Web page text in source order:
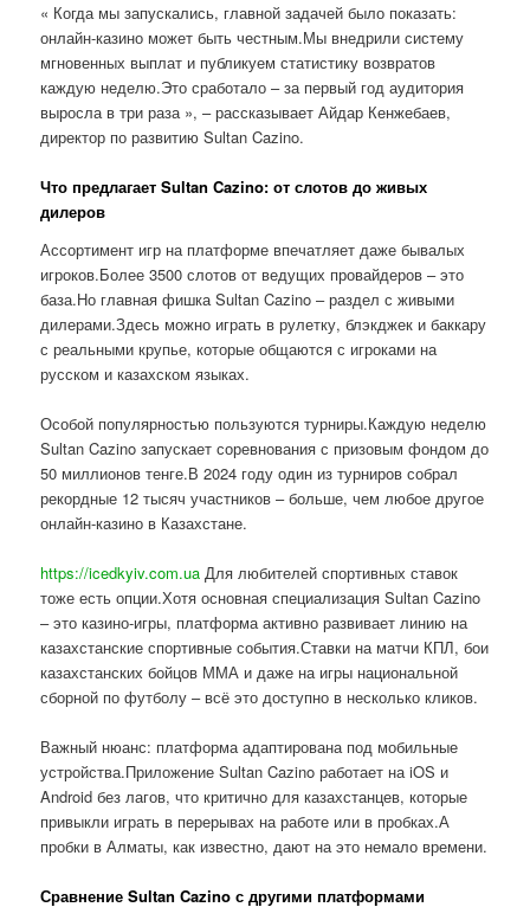
« Когда мы запускались, главной задачей было показать:
онлайн-казино может быть честным.Мы внедрили систему
мгновенных выплат и публикуем статистику возвратов
каждую неделю.Это сработало – за первый год аудитория
выросла в три раза », – рассказывает Айдар Кенжебаев,
директор по развитию Sultan Cazino.
Что предлагает Sultan Cazino: от слотов до живых
дилеров
Ассортимент игр на платформе впечатляет даже бывалых
игроков.Более 3500 слотов от ведущих провайдеров – это
база.Но главная фишка Sultan Cazino – раздел с живыми
дилерами.Здесь можно играть в рулетку, блэкджек и баккару
с реальными крупье, которые общаются с игроками на
русском и казахском языках.
Особой популярностью пользуются турниры.Каждую неделю
Sultan Cazino запускает соревнования с призовым фондом до
50 миллионов тенге.В 2024 году один из турниров собрал
рекордные 12 тысяч участников – больше, чем любое другое
онлайн-казино в Казахстане.
https://icedkyiv.com.ua Для любителей спортивных ставок
тоже есть опции.Хотя основная специализация Sultan Cazino
– это казино-игры, платформа активно развивает линию на
казахстанские спортивные события.Ставки на матчи КПЛ, бои
казахстанских бойцов ММА и даже на игры национальной
сборной по футболу – всё это доступно в несколько кликов.
Важный нюанс: платформа адаптирована под мобильные
устройства.Приложение Sultan Cazino работает на iOS и
Android без лагов, что критично для казахстанцев, которые
привыкли играть в перерывах на работе или в пробках.А
пробки в Алматы, как известно, дают на это немало времени.
Сравнение Sultan Cazino с другими платформами